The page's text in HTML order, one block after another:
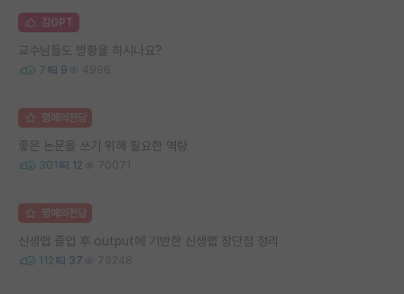
김GPT
교수님들도 방황을 하시나요?
7 9 4996
명예의전당
좋은 논문을 쓰기 위해 필요한 역량
301 12 70071
명예의전당
신생랩 졸업 후 output에 기반한 신생랩 장단점 정리
112 37 79248